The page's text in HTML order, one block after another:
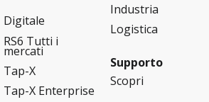
Digitale
RS6 Tutti i
mercati
Tap-X
Tap-X Enterprise
Industria
Logistica
Supporto
Scopri